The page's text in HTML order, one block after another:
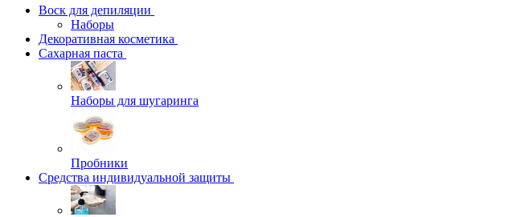
Воск для депиляции
Наборы
Декоративная косметика
Сахарная паста
Наборы для шугаринга
Пробники
Средства индивидуальной защиты